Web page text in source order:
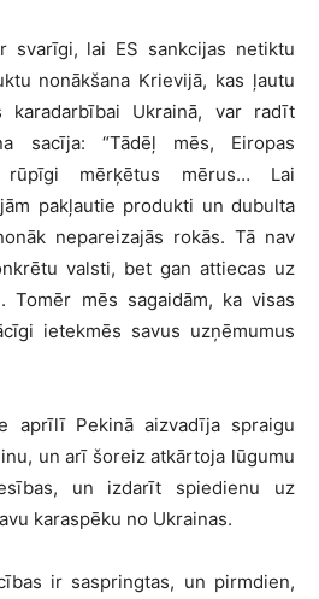
svarīgi, lai ES sankcijas netiktu
nonākšana Krievijā, kas ļautu
karadarbībai Ukrainā, var radīt
sacīja: “Tādēļ mēs, Eiropas
rūpīgi mērķētus mērus… Lai
pakļautie produkti un dubulta
nepareizajās rokās. Tā nav
valsti, bet gan attiecas uz
Tomēr mēs sagaidām, ka visas
ietekmēs savus uzņēmumus
aprīlī Pekinā aizvadīja spraigu
un arī šoreiz atkārtoja lūgumu
un izdarīt spiedienu uz
karaspēku no Ukrainas.
ir saspringtas, un pirmdien,